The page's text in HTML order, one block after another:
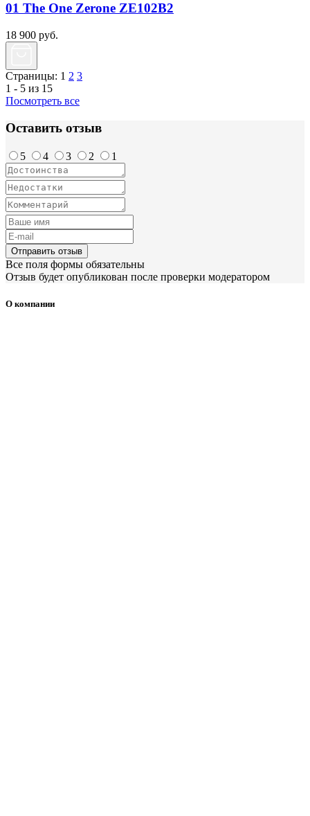
01 The One Zerone ZE102B2
18 900 руб.
Страницы: 1 2 3
1 - 5 из 15
Посмотреть все
Оставить отзыв
5 4 3 2 1
Отправить отзыв
Все поля формы обязательны
Отзыв будет опубликован после проверки модератором
О компании